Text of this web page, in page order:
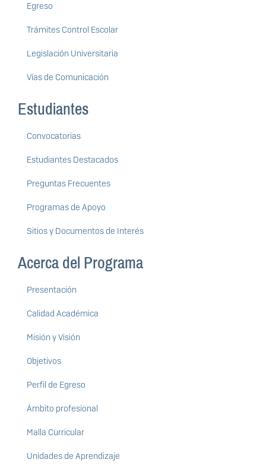
Egreso
Trámites Control Escolar
Legislación Universitaria
Vías de Comunicación
Estudiantes
Convocatorias
Estudiantes Destacados
Preguntas Frecuentes
Programas de Apoyo
Sitios y Documentos de Interés
Acerca del Programa
Presentación
Calidad Académica
Misión y Visión
Objetivos
Perfil de Egreso
Ámbito profesional
Malla Curricular
Unidades de Aprendizaje